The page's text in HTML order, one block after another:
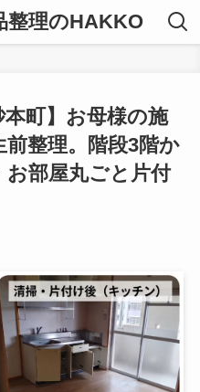
整理のHAKKO
本町】お母様の施
整理。階段3階か
お部屋丸ごと片付